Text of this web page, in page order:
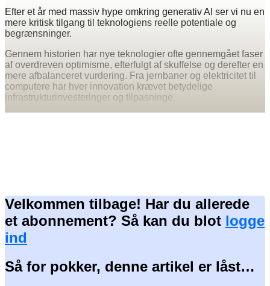
Efter et år med massiv hype omkring generativ AI ser vi nu en
mere kritisk tilgang til teknologiens reelle potentiale og
begrænsninger.
Gennem historien har nye teknologier ofte gennemgået faser
af overdreven optimisme, efterfulgt af skuffelse og derefter en
mere afbalanceret vurdering. Fra jernbaner og elektricitet til
computere har hver innovation krævet betydelige
infrastrukturinvesteringer og tilpasninge
Velkommen tilbage! Har du allerede
et abonnement? Så kan du blot logge
ind
Så for pokker, denne artikel er låst…